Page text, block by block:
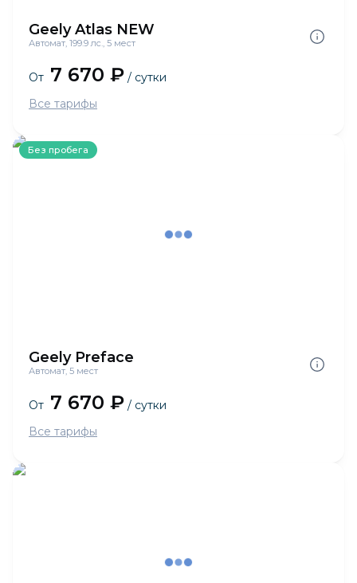
Geely Atlas NEW
Автомат, 199.9 лс., 5 мест
От 7 670 ₽ / сутки
Все тарифы
Без пробега
Geely Preface
Автомат, 5 мест
От 7 670 ₽ / сутки
Все тарифы